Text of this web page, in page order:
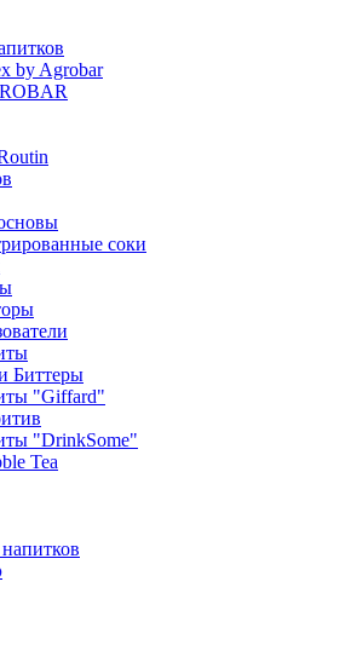
by Agrobar
соки
Биттеры
"Giffard"
"DrinkSome"
Tea